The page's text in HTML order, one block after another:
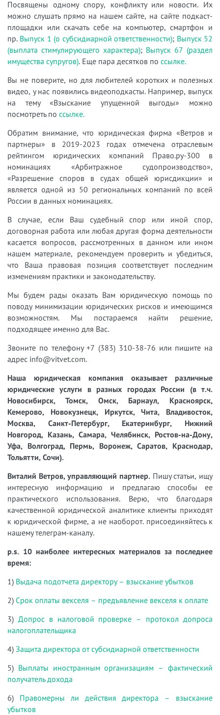
Посвящены одному спору, конфликту или новости. Их
можно слушать прямо на нашем сайте, на сайте подкаст-
площадки или скачать себе на компьютер, смартфон и
пр. Выпуск 1 (о субсидиарной ответственности); Выпуск 52
(выплата стимулирующего характера); Выпуск 67 (раздел
имущества супругов). Еще пара десятков по ссылке.
Вы не поверите, но для любителей коротких и полезных
видео, у нас появились видеоподкасты. Например, выпуск
на тему «Взыскание упущенной выгоды» можно
посмотреть по ссылке.
Обратим внимание, что юридическая фирма «Ветров и
партнеры» в 2019-2023 годах отмечена отраслевым
рейтингом юридических компаний Право.ру-300 в
номинациях «Арбитражное судопроизводство»,
«Разрешение споров в судах общей юрисдикции» и
является одной из 50 региональных компаний по всей
России в данных номинациях.
В случае, если Ваш судебный спор или иной спор,
договорная работа или любая другая форма деятельности
касается вопросов, рассмотренных в данном или ином
нашем материале, рекомендуем проверить и убедиться,
что Ваша правовая позиция соответствует последним
изменениям практики и законодательству.
Мы будем рады оказать Вам юридическую помощь по
поводу минимизации юридических рисков и имеющимся
возможностям. Мы постараемся найти решение,
подходящее именно для Вас.
Звоните по телефону +7 (383) 310-38-76 или пишите на
адрес info@vitvet.com.
Наша юридическая компания оказывает различные
юридические услуги в разных городах России (в т.ч.
Новосибирск, Томск, Омск, Барнаул, Красноярск,
Кемерово, Новокузнецк, Иркутск, Чита, Владивосток,
Москва, Санкт-Петербург, Екатеринбург, Нижний
Новгород, Казань, Самара, Челябинск, Ростов-на-Дону,
Уфа, Волгоград, Пермь, Воронеж, Саратов, Краснодар,
Тольятти, Сочи).
Виталий Ветров, управляющий партнер. Пишу статьи, ищу
интересную информацию и предлагаю способы ее
практического использования. Верю, что благодаря
качественной юридической аналитике клиенты приходят
к юридической фирме, а не наоборот. присоединяйтесь к
нашему телеграм-каналу.
p.s. 10 наиболее интересных материалов за последнее
время:
1) Выдача подотчета директору – взыскание убытков
2) Срок оплаты векселя – предъявление векселя к оплате
3) Допрос в налоговой проверке – протокол допроса
налогоплательщика
4) Защита директора от субсидиарной ответственности
5) Выплаты иностранным организациям – фактический
получатель дохода
6) Правомерны ли действия директора – взыскание
убытков